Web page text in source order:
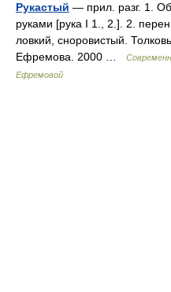
Рукастый — прил. разг. 1.
руками [рука I 1., 2.]. 2.
ловкий, сноровистый.
Ефремова. 2000 …
Ефремовой